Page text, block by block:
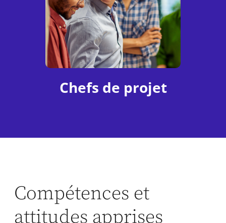
Chefs de projet
Compétences et
attitudes apprises